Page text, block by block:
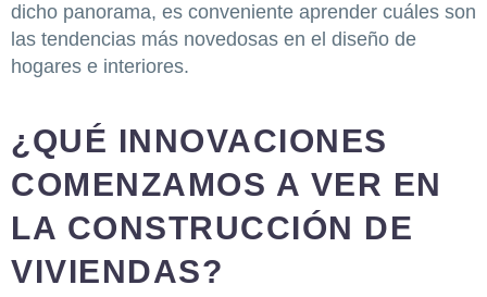
dicho panorama, es conveniente aprender cuáles son
las tendencias más novedosas en el diseño de
hogares e interiores.
¿QUÉ INNOVACIONES
COMENZAMOS A VER EN
LA CONSTRUCCIÓN DE
VIVIENDAS?